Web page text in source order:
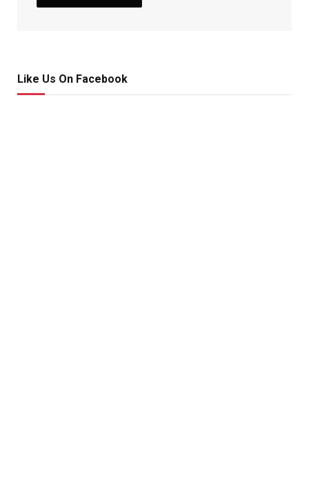
Like Us On Facebook